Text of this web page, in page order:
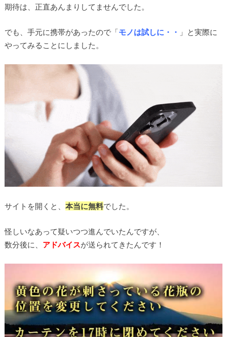
期待は、正直あんまりしてませんでした。
でも、手元に携帯があったので「モノは試しに・・ 」と実際に
やってみることにしました。
サイトを開くと、 本当に無料でした。
怪しいなあって疑いつつ進んでいたんですが、
数分後に、 アドバイスが送られてきたんです！